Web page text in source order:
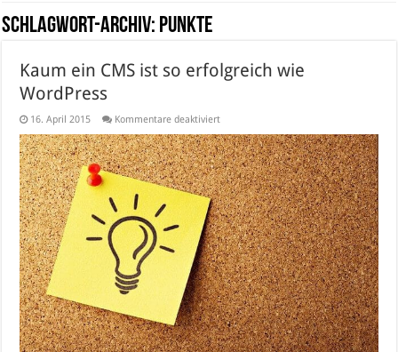
Schlagwort-Archiv: Punkte
Kaum ein CMS ist so erfolgreich wie
WordPress
16. April 2015 Kommentare deaktiviertfür
ein
CMS
ist
so
erfolgreich
wie
WordPress